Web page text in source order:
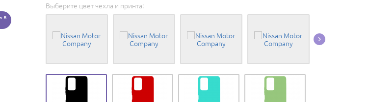
в
Выберите цвет чехла и принта: